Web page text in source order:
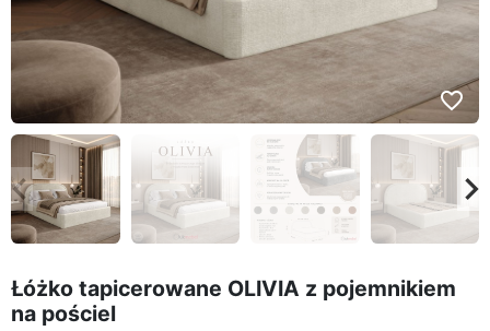
favorite_border
Poprzedni
Łóżko tapicerowane OLIVIA z pojemnikiem
na pościel